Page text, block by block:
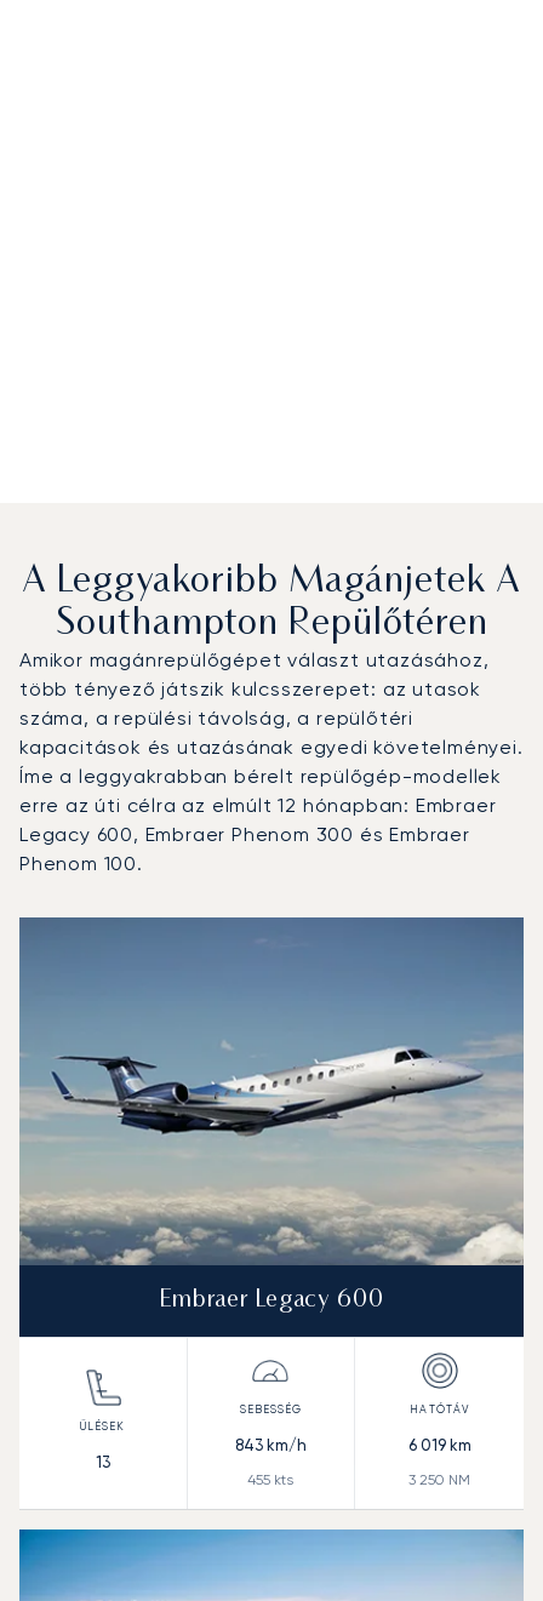
A Leggyakoribb Magánjetek A
Southampton Repülőtéren
Amikor magánrepülőgépet választ utazásához,
több tényező játszik kulcsszerepet: az utasok
száma, a repülési távolság, a repülőtéri
kapacitások és utazásának egyedi követelményei.
Íme a leggyakrabban bérelt repülőgép-modellek
erre az úti célra az elmúlt 12 hónapban: Embraer
Legacy 600, Embraer Phenom 300 és Embraer
Phenom 100.
Embraer Legacy 600
13
843km/h
455 kts
6 019km
3 250 NM